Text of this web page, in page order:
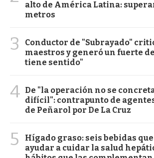
alto de América Latina:
metros
3
Conductor de "Subrayado"
maestros y generó un fuerte
tiene sentido"
4 De "la operación no se
difícil": contrapunto de
de Peñarol por De La Cruz
5
Hígado graso: seis bebidas
ayudar a cuidar la salud